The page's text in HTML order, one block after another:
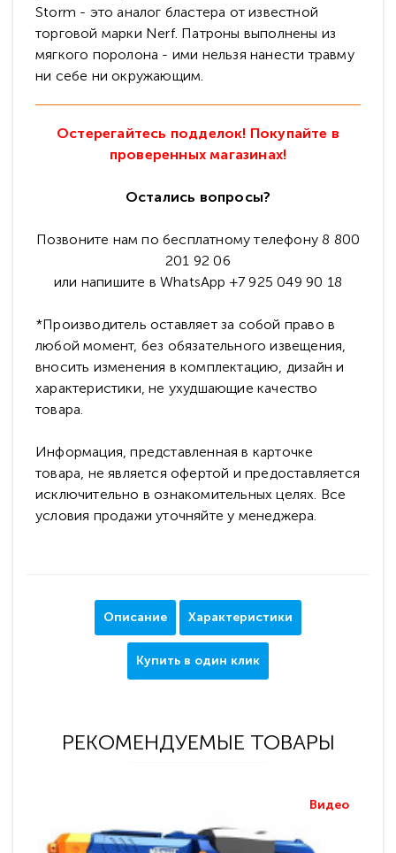
Storm - это аналог бластера от известной
торговой марки Nerf. Патроны выполнены из
мягкого поролона - ими нельзя нанести травму
ни себе ни окружающим.
Остерегайтесь подделок! Покупайте в
проверенных магазинах!
Остались вопросы?
Позвоните нам по бесплатному телефону 8 800
201 92 06
или напишите в WhatsApp +7 925 049 90 18
*Производитель оставляет за собой право в
любой момент, без обязательного извещения,
вносить изменения в комплектацию, дизайн и
характеристики, не ухудшающие качество
товара.
Информация, представленная в карточке
товара, не является офертой и предоставляется
исключительно в ознакомительных целях. Все
условия продажи уточняйте у менеджера.
Описание Характеристики
Купить в один клик
РЕКОМЕНДУЕМЫЕ ТОВАРЫ
Видео